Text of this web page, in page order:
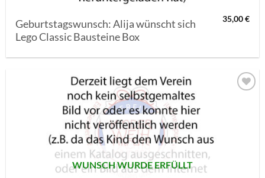
Geburtstagswunsch: Alija wünscht sich
Lego Classic Bausteine Box
35,00€
WUNSCH WURDE ERFÜLLT